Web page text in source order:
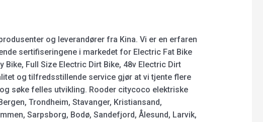
og leverandører fra Kina. Vi er en erfaren
sertifiseringene i markedet for Electric Fat Bike
Bike, Full Size Electric Dirt Bike, 48v Electric Dirt
og tilfredsstillende service gjør at vi tjente flere
søke felles utvikling. Rooder citycoco elektriske
Trondheim, Stavanger, Kristiansand,
Sarpsborg, Bodø, Sandefjord, Ålesund, Larvik,